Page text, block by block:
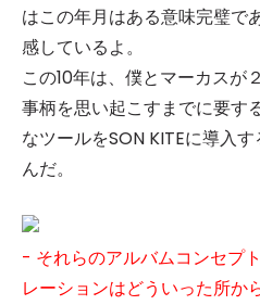
はこの年月はある意味完璧で
感しているよ。
この10年は、僕とマーカスが
事柄を思い起こすまでに要す
なツールをSON KITEに導入
んだ。
- それらのアルバムコンセプ
レーションはどういった所か